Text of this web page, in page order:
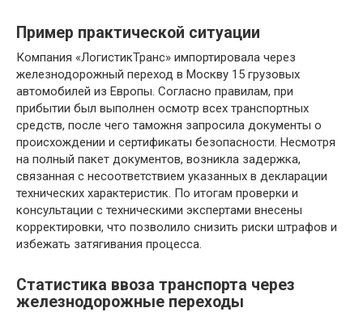
Пример практической ситуации
Компания «ЛогистикТранс» импортировала через
железнодорожный переход в Москву 15 грузовых
автомобилей из Европы. Согласно правилам, при
прибытии был выполнен осмотр всех транспортных
средств, после чего таможня запросила документы о
происхождении и сертификаты безопасности. Несмотря
на полный пакет документов, возникла задержка,
связанная с несоответствием указанных в декларации
технических характеристик. По итогам проверки и
консультации с техническими экспертами внесены
корректировки, что позволило снизить риски штрафов и
избежать затягивания процесса.
Статистика ввоза транспорта через
железнодорожные переходы